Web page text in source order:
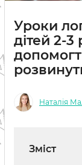
Уроки
дітей 2-3
Наталія
Зміст